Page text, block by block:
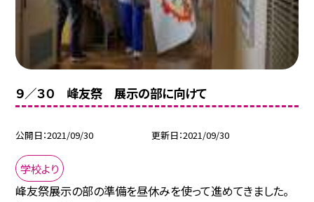
９／３０ 峰友祭 展示の部に向けて
公開日 2021/09/30 更新日 2021/09/30
学校より
峰友祭展示の部の準備を昼休みを使って進めてきました。